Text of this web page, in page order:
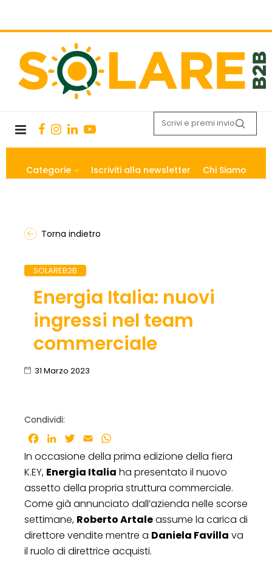
Categorie Iscriviti alla newsletter Chi Siamo
Torna indietro
SOLAREB2B
Energia Italia: nuovi
ingressi nel team
commerciale
31 Marzo 2023
Condividi:
Facebook
LinkedInTwitter
Email
In occasione della prima edizione della fiera
K.EY, Energia Italia ha presentato il nuovo
assetto della propria struttura commerciale.
Come già annunciato dall’azienda nelle scorse
settimane, Roberto Artaleassume la carica di
direttore vendite mentre a Daniela Favilla va
il ruolo di direttrice acquisti.